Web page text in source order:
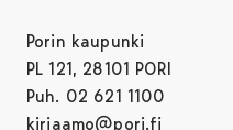
Porin kaupunki
PL 121, 28101 PORI
Puh. 02 621 1100
kirjaamo@pori.fi